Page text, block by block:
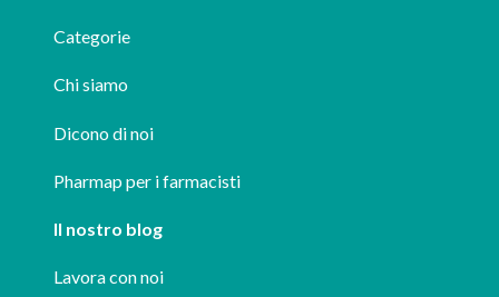
Categorie
Chi siamo
Dicono di noi
Pharmap per i farmacisti
Il nostro blog
Lavora con noi